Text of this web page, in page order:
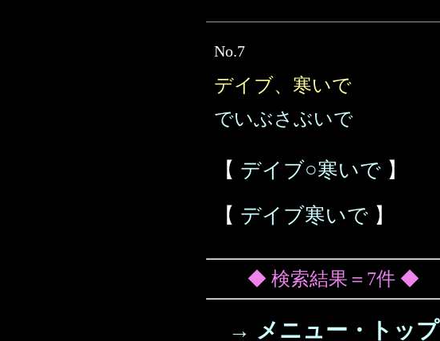
No.7
デイブ、寒いで
でいぶさぶいで
【 デイブ○寒いで 】
【 デイブ寒いで 】
◆ 検索結果＝7件 ◆
→ メニュー・トップ